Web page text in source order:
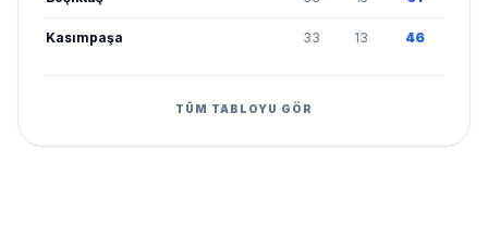
Kasımpaşa 33 13 46
TÜM TABLOYU GÖR